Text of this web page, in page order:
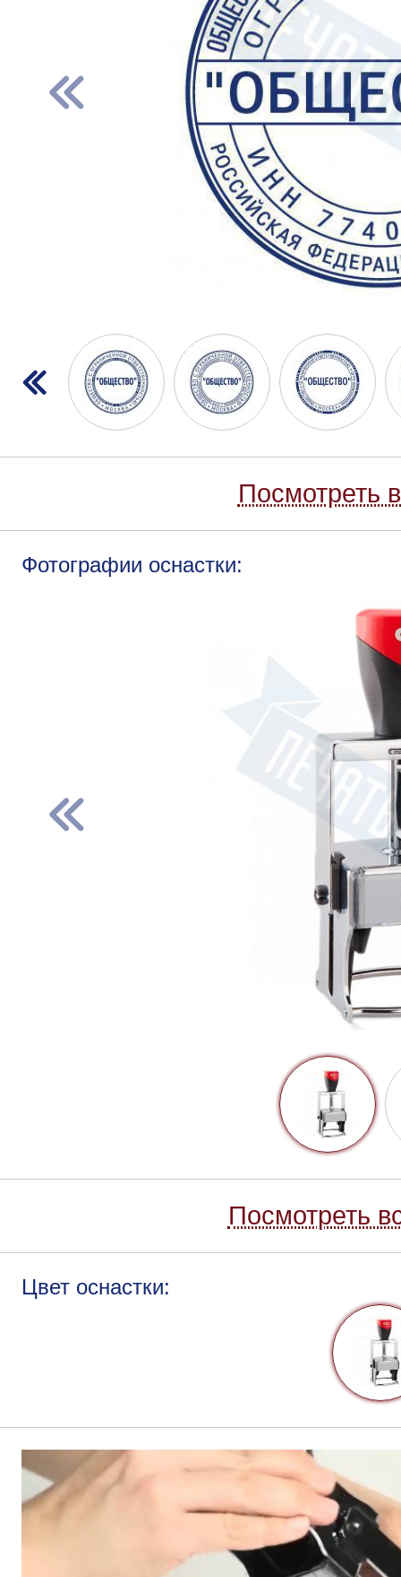
Посмотреть
Фотографии оснастки:
Посмотреть
Цвет оснастки: